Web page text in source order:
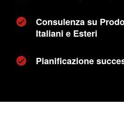
Consulenza su
Italiani e Esteri
Pianificazione